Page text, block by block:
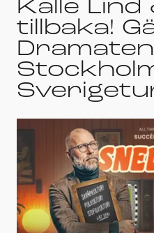
Kalle Lind
tillbaka!